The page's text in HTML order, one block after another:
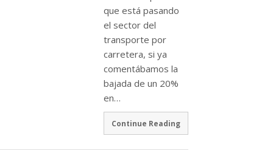
que está pasando
el sector del
transporte por
carretera, si ya
comentábamos la
bajada de un 20%
en…
Continue Reading